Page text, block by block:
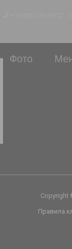
Фото
Copyright
Правила